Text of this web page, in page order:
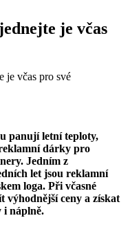
je včas
panují letní teploty,
dárky pro
Jedním z
let jsou reklamní
loga. Při včasné
výhodnější ceny a získat
i náplně.